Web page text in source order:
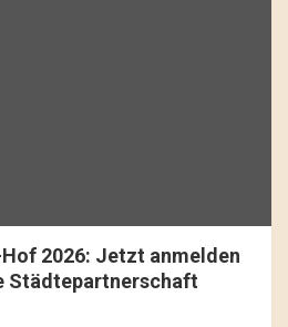
2026: Jetzt anmelden
Städtepartnerschaft